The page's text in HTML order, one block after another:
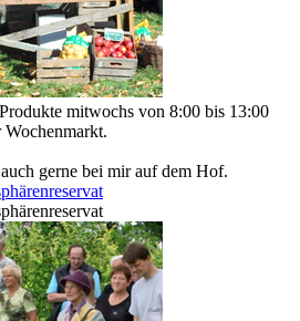
mitwochs von 8:00 bis 13:00
gerne bei mir auf dem Hof.